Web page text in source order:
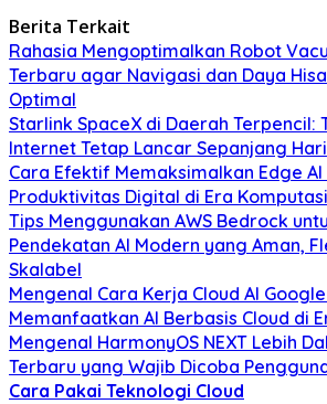
Berita Terkait
Rahasia Mengoptimalkan Robot
Terbaru agar Navigasi dan Daya
Optimal
Starlink SpaceX di Daerah Terpencil:
Internet Tetap Lancar Sepanjang Hari
Cara Efektif Memaksimalkan Edge AI
Produktivitas Digital di Era
Tips Menggunakan AWS Bedrock
Pendekatan AI Modern yang Aman,
Skalabel
Mengenal Cara Kerja Cloud AI
Memanfaatkan AI Berbasis Cloud di
Mengenal HarmonyOS NEXT Lebih
Terbaru yang Wajib Dicoba
Cara Pakai Teknologi Cloud